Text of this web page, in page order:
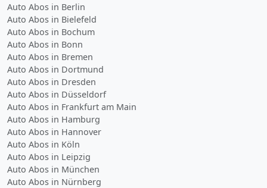
Auto Abos in Berlin
Auto Abos in Bielefeld
Auto Abos in Bochum
Auto Abos in Bonn
Auto Abos in Bremen
Auto Abos in Dortmund
Auto Abos in Dresden
Auto Abos in Düsseldorf
Auto Abos in Frankfurt am Main
Auto Abos in Hamburg
Auto Abos in Hannover
Auto Abos in Köln
Auto Abos in Leipzig
Auto Abos in München
Auto Abos in Nürnberg